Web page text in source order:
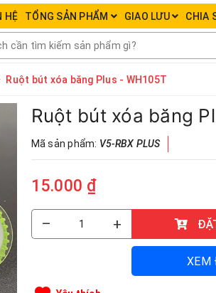
HỆ TỔNG SẢN PHẨM GIAO LƯU CHIA
Ruột bút xóa băng Plus - WH105T
Ruột bút xóa băng
Mã sản phẩm: V5-RBX PLUS
15.000 ₫
– +
XEM